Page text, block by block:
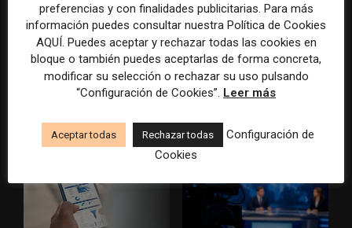
Doce lecciones de Oxford
para las redacciones: menos
retórica sobre innovación y
más método periodístico
El periodista ya no basta: los
grandes medios rediseñan
sus redacciones con perfiles
que no existían hace cinco
preferencias y con finalidades publicitarias. Para más
información puedes consultar nuestra Política de Cookies
AQUÍ. Puedes aceptar y rechazar todas las cookies en
bloque o también puedes aceptarlas de forma concreta,
modificar su selección o rechazar su uso pulsando
“Configuración de Cookies”. Leer más
Aceptar todas Rechazar todas
Configuración de
Cookies